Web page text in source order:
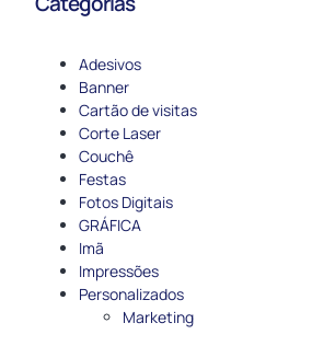
Adesivos
Banner
Cartão de visitas
Corte Laser
Couchê
Festas
Fotos Digitais
GRÁFICA
Imã
Impressões
Personalizados
Marketing